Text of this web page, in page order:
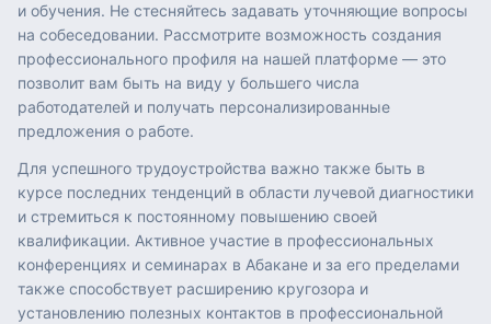
и обучения. Не стесняйтесь задавать уточняющие вопросы
на собеседовании. Рассмотрите возможность создания
профессионального профиля на нашей платформе — это
позволит вам быть на виду у большего числа
работодателей и получать персонализированные
предложения о работе.
Для успешного трудоустройства важно также быть в
курсе последних тенденций в области лучевой диагностики
и стремиться к постоянному повышению своей
квалификации. Активное участие в профессиональных
конференциях и семинарах в Абакане и за его пределами
также способствует расширению кругозора и
установлению полезных контактов в профессиональной